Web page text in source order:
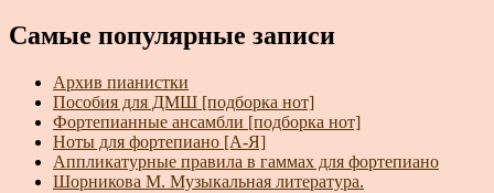
Самые популярные записи
Архив пианистки
Пособия для ДМШ [подборка нот]
Фортепианные ансамбли [подборка нот]
Ноты для фортепиано [А-Я]
Аппликатурные правила в гаммах для фортепиано
Шорникова М. Музыкальная литература.